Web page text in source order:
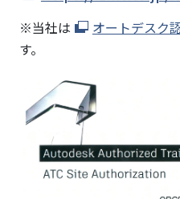
※当社は オートデスク
す。